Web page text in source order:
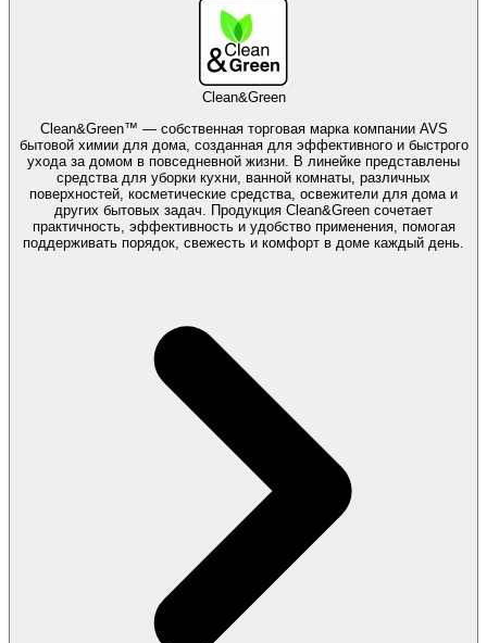
Clean&Green
Clean&Green™ — собственная торговая марка компании AVS
бытовой химии для дома, созданная для эффективного и быстрого
ухода за домом в повседневной жизни. В линейке представлены
средства для уборки кухни, ванной комнаты, различных
поверхностей, косметические средства, освежители для дома и
других бытовых задач. Продукция Clean&Green сочетает
практичность, эффективность и удобство применения, помогая
поддерживать порядок, свежесть и комфорт в доме каждый день.